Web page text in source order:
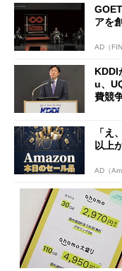
アを
AD（
KDDI
u、
費競
「え
以上
AD（